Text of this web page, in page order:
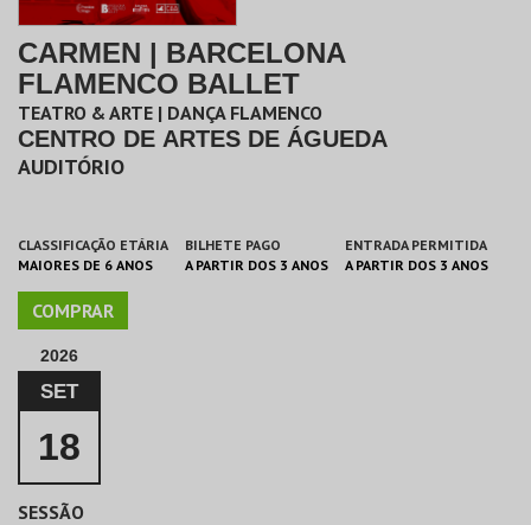
CARMEN | BARCELONA
FLAMENCO BALLET
TEATRO & ARTE | DANÇA FLAMENCO
CENTRO DE ARTES DE ÁGUEDA
AUDITÓRIO
CLASSIFICAÇÃO ETÁRIA
MAIORES DE 6 ANOS
BILHETE PAGO
A PARTIR DOS 3 ANOS
ENTRADA PERMITIDA
A PARTIR DOS 3 ANOS
COMPRAR
2026
SET
18
SESSÃO